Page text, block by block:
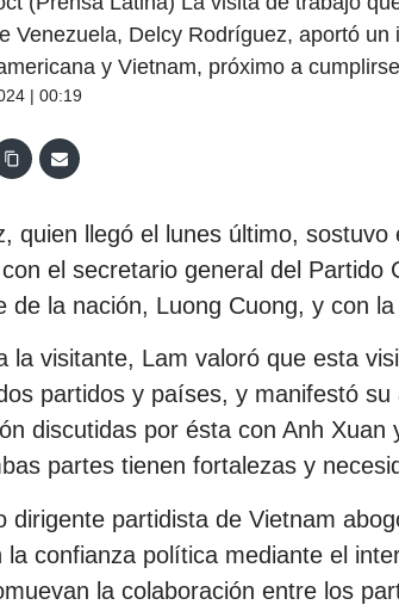
Venezuela, Delcy Rodríguez, aportó
y Vietnam, próximo a
| 00:19
quien llegó el lunes último,
el secretario general del Partido
de la nación, Luong Cuong, y con
la visitante, Lam valoró que esta
partidos y países, y manifestó
discutidas por ésta con Anh
partes tienen fortalezas y
dirigente partidista de Vietnam
la confianza política mediante el
la colaboración entre los